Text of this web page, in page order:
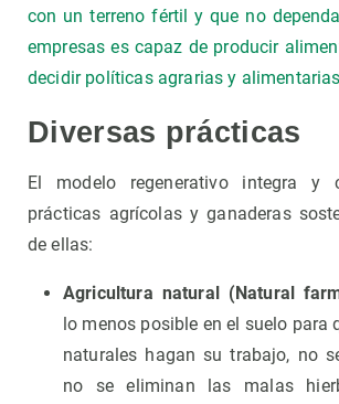
con un terreno fértil y que no
empresas es capaz de producir
decidir políticas agrarias y
Diversas prácticas
El modelo regenerativo integra y
prácticas agrícolas y ganaderas
de ellas:
Agricultura natural (Natural
lo menos posible en el suelo para
naturales hagan su trabajo, no
no se eliminan las malas